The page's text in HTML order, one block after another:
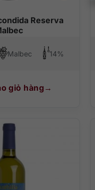
Reserva
Malbec 14%
giỏ hàng